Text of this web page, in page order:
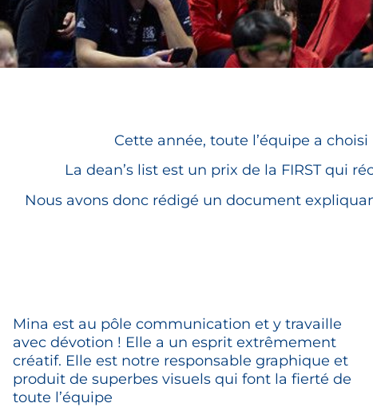
Cette année, toute l’équipe a
La dean’s list est un prix de la FIRST qui
Nous avons donc rédigé un document
Mina est au pôle communication et y travaille
avec dévotion ! Elle a un esprit extrêmement
créatif. Elle est notre responsable graphique et
produit de superbes visuels qui font la fierté de
toute l’équipe